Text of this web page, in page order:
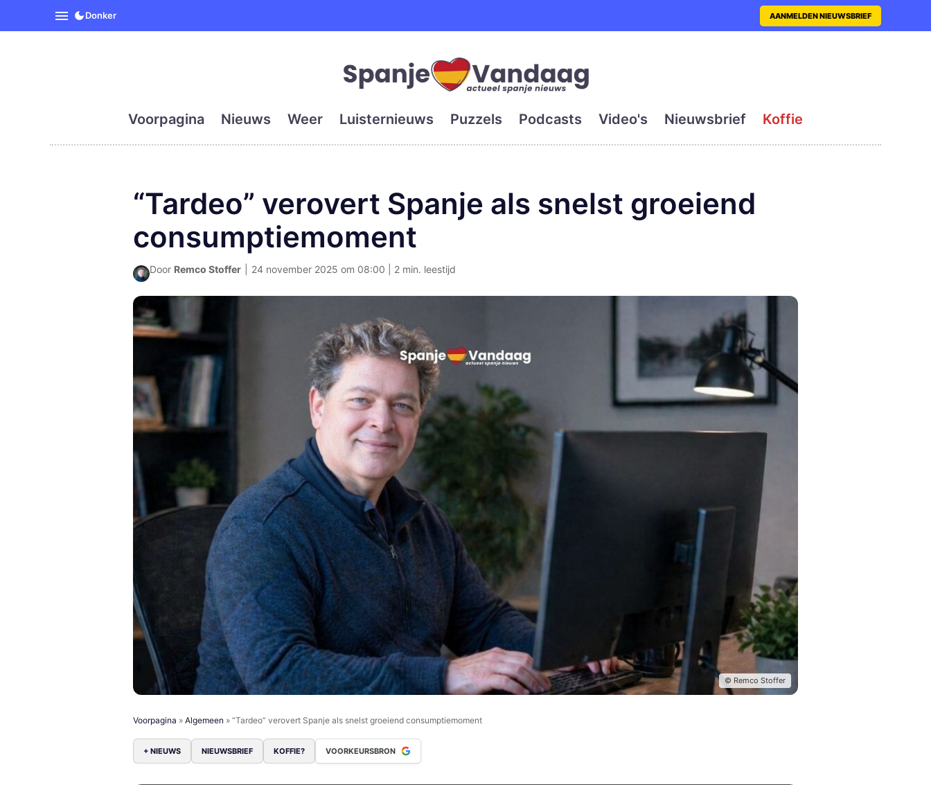
SpanjeVandaag is de eerste en grootste digitale krant met actueel en
Donker AANMELDEN NIEUWSBRIEF
Voorpagina Nieuws Weer Luisternieuws Puzzels Podcasts Video's Nieuwsbrief Koffie
“Tardeo” verovert Spanje als snelst groeiend
consumptiemoment
Door Remco Stoffer 24 november 2025 om 08:00 | 2 min. leestijd
© Remco Stoffer
Voorpagina » Algemeen » “Tardeo” verovert Spanje als snelst groeiend consumptiemoment
+ NIEUWS NIEUWSBRIEF KOFFIE? VOORKEURSBRON